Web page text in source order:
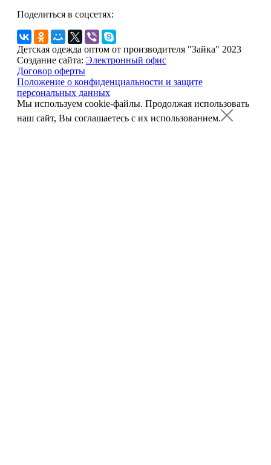
Поделиться в соцсетях:
Детская одежда оптом от производителя "Зайка" 2023
Создание сайта: Электронный офис
Договор оферты
Положение о конфиденциальности и защите
персональных данных
Мы используем cookie-файлы. Продолжая использовать
наш сайт, Вы соглашаетесь с их использованием.